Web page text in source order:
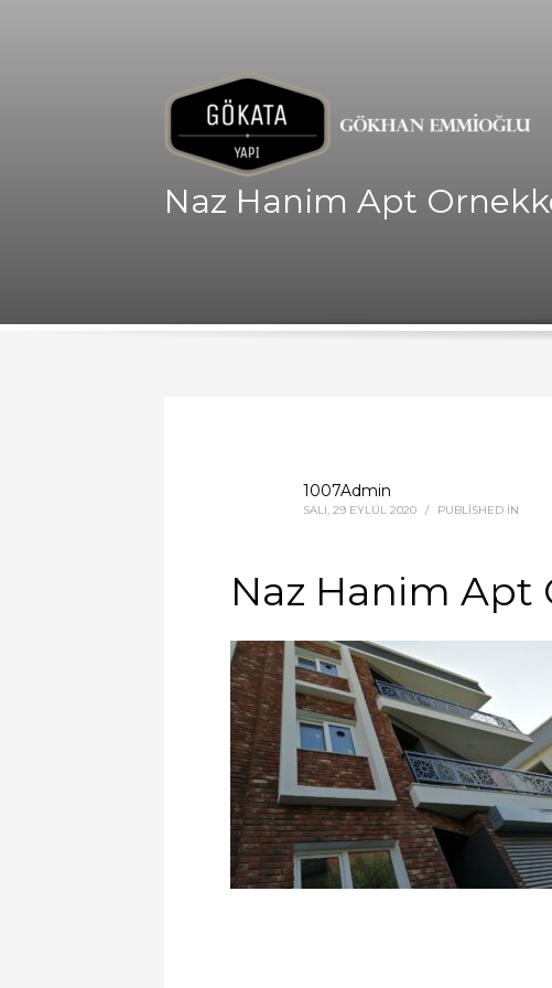
Naz Hanim Apt
1007Admin
SALI, 29 EYLÜL 2020 / PUBLISHED IN
Naz Hanim Apt